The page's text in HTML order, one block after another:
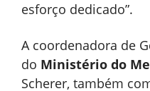
esforço dedicado”.
A coordenadora de
do Ministério do
Scherer, também